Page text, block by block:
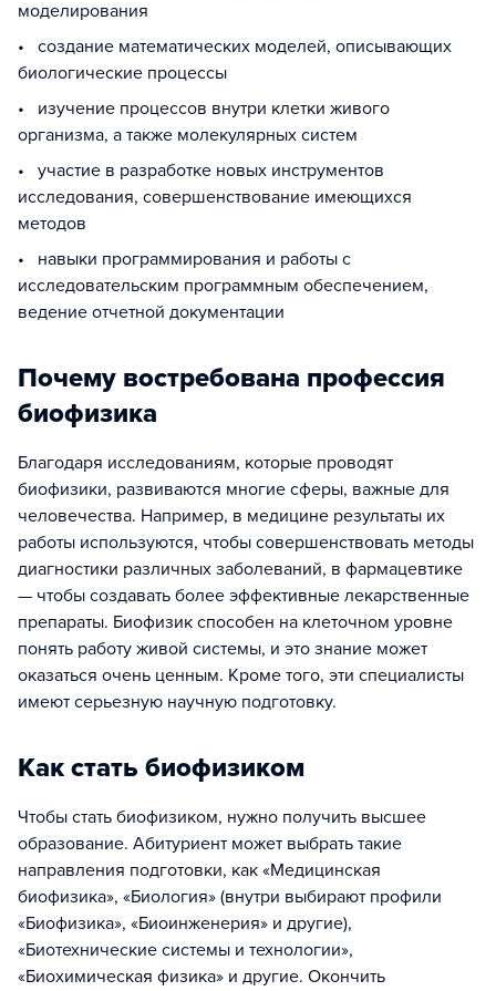
моделирования
• создание математических моделей, описывающих
биологические процессы
• изучение процессов внутри клетки живого
организма, а также молекулярных систем
• участие в разработке новых инструментов
исследования, совершенствование имеющихся
методов
• навыки программирования и работы с
исследовательским программным обеспечением,
ведение отчетной документации
Почему востребована профессия
биофизика
Благодаря исследованиям, которые проводят
биофизики, развиваются многие сферы, важные для
человечества. Например, в медицине результаты их
работы используются, чтобы совершенствовать методы
диагностики различных заболеваний, в фармацевтике
— чтобы создавать более эффективные лекарственные
препараты. Биофизик способен на клеточном уровне
понять работу живой системы, и это знание может
оказаться очень ценным. Кроме того, эти специалисты
имеют серьезную научную подготовку.
Как стать биофизиком
Чтобы стать биофизиком, нужно получить высшее
образование. Абитуриент может выбрать такие
направления подготовки, как «Медицинская
биофизика», «Биология» (внутри выбирают профили
«Биофизика», «Биоинженерия» и другие),
«Биотехнические системы и технологии»,
«Биохимическая физика» и другие. Окончить